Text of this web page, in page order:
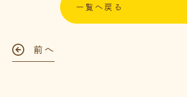
一覧へ戻る
前へ